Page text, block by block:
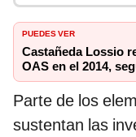
PUEDES VER
Castañeda Lossio
OAS en el 2014,
Parte de los
sustentan las